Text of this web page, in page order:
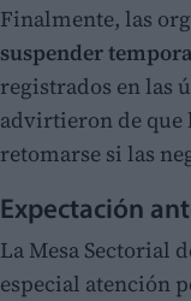
Finalmente, las
suspender
registrados en las
advirtieron de
retomarse si las
Expectación
La Mesa Sectorial
especial atención